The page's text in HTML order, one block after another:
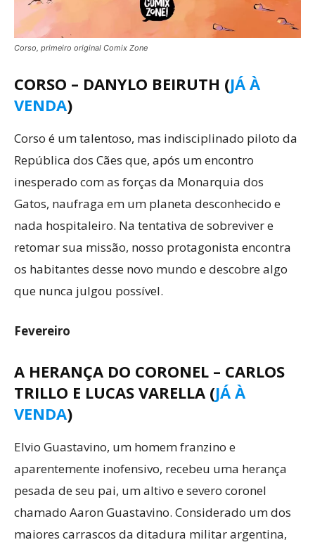
Corso, primeiro original Comix Zone
CORSO – DANYLO BEIRUTH (JÁ À
VENDA)
Corso é um talentoso, mas indisciplinado piloto da
República dos Cães que, após um encontro
inesperado com as forças da Monarquia dos
Gatos, naufraga em um planeta desconhecido e
nada hospitaleiro. Na tentativa de sobreviver e
retomar sua missão, nosso protagonista encontra
os habitantes desse novo mundo e descobre algo
que nunca julgou possível.
Fevereiro
A HERANÇA DO CORONEL – CARLOS
TRILLO E LUCAS VARELLA (JÁ À
VENDA)
Elvio Guastavino, um homem franzino e
aparentemente inofensivo, recebeu uma herança
pesada de seu pai, um altivo e severo coronel
chamado Aaron Guastavino. Considerado um dos
maiores carrascos da ditadura militar argentina,